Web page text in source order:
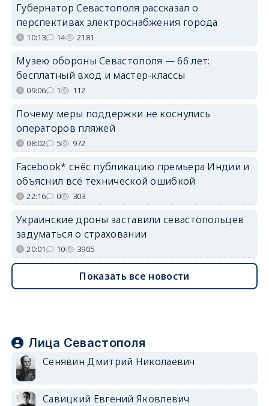
Губернатор Севастополя рассказал о
перспективах электроснабжения города
10:13 14 2181
Музею обороны Севастополя — 66 лет:
бесплатный вход и мастер-классы
09:06 1 112
Почему меры поддержки не коснулись
операторов пляжей
08:02 5 972
Facebook* снёс публикацию премьера Индии и
объяснил всё технической ошибкой
22:16 0 303
Украинские дроны заставили севастопольцев
задуматься о страховании
20:01 10 3905
Показать все новости
Лица Севастополя
Сенявин Дмитрий Николаевич
Савицкий Евгений Яковлевич